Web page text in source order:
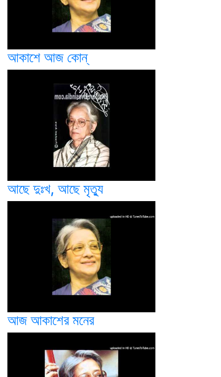
আকাশে আজ কোন্
আছে দুঃখ, আছে মৃত্যু
আজ আকাশের মনের